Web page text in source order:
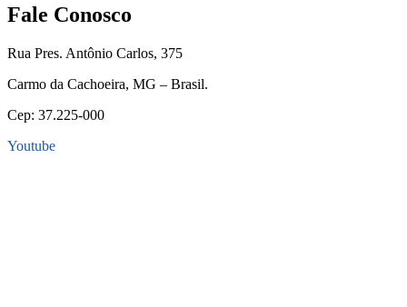
Fale Conosco
Rua Pres. Antônio Carlos, 375
Carmo da Cachoeira, MG – Brasil.
Cep: 37.225-000
Youtube